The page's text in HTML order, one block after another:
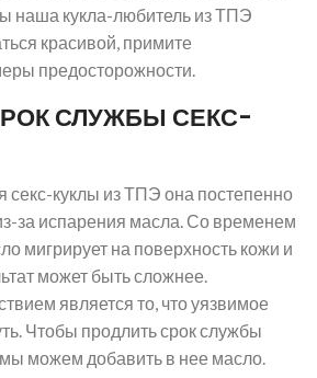
наша кукла-любитель из ТПЭ
красивой, примите
предосторожности.
СЛУЖБЫ СЕКС-
секс-куклы из ТПЭ она постепенно
за испарения масла. Со временем
мигрирует на поверхность кожи и
может быть сложнее.
является то, что уязвимое
Чтобы продлить срок службы
можем добавить в нее масло.